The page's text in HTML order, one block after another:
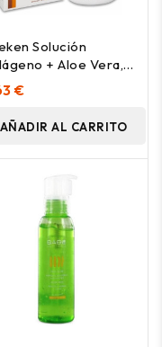
Solución
+ Aloe Vera,
Ml
€
AÑADIR AL CARRITO